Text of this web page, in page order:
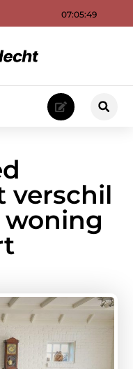
07:05:51
verschil